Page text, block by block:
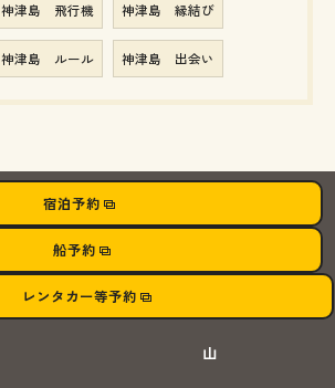
神津島 飛行機 神津島 縁結び
神津島 ルール 神津島 出会い
宿泊予約
船予約
レンタカー等予約
山